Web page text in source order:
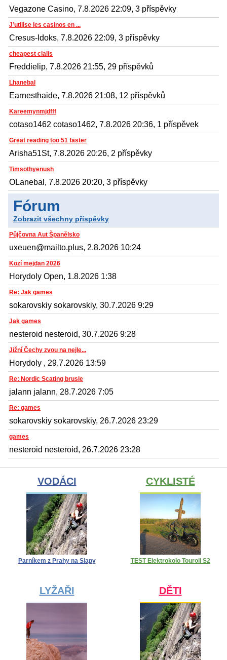
Vegazone Casino, 7.8.2026 22:09, 3 příspěvky
J’utilise les casinos en ...
Cresus-Idoks, 7.8.2026 22:09, 3 příspěvky
cheapest cialis
Freddielip, 7.8.2026 21:55, 29 příspěvků
Lhanebal
Earnesthaide, 7.8.2026 21:08, 12 příspěvků
Kareemynmjdfff
cotaso1462 cotaso1462, 7.8.2026 20:36, 1 příspěvek
Great reading too 51 faster
Arisha51St, 7.8.2026 20:26, 2 příspěvky
Timsothyenush
OLanebal, 7.8.2026 20:20, 3 příspěvky
Fórum
Zobrazit všechny příspěvky
Půjčovna Aut Španělsko
uxeuen@mailto.plus, 2.8.2026 10:24
Kozí mejdan 2026
Horydoly Open, 1.8.2026 1:38
Re: Jak games
sokarovskiy sokarovskiy, 30.7.2026 9:29
Jak games
nesteroid nesteroid, 30.7.2026 9:28
Jižní Čechy zvou na nejle...
Horydoly , 29.7.2026 13:59
Re: Nordic Scating brusle
jalann jalann, 28.7.2026 7:05
Re: games
sokarovskiy sokarovskiy, 26.7.2026 23:29
games
nesteroid nesteroid, 26.7.2026 23:28
VODÁCI
Parníkem z Prahy na Slapy
CYKLISTÉ
TEST Elektrokolo Touroll S2
LYŽAŘI DĚTI